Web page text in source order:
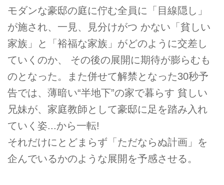
モダンな豪邸の庭に佇む全員に「目線隠し」
が施され、一見、見分けがつ かない「貧しい
家族」と「裕福な家族」がどのように交差し
ていくのか、 その後の展開に期待が膨らむも
のとなった。また併せて解禁となった30秒予
告では、薄暗い“半地下”の家で暮らす 貧しい
兄妹が、家庭教師として豪邸に足を踏み入れ
ていく姿...から一転!
それだけにとどまらず「ただならぬ計画」を
企んでいるかのような展開を予感させる。